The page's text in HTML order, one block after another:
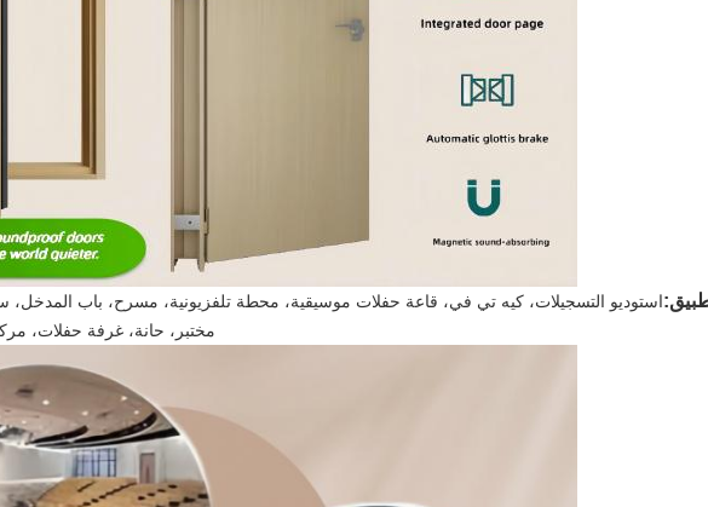
استوديو التسجيلات، كيه تي في، قاعة حفلات موسيقية، محطة تلفزيونية، مسرح، باب المدخل،
مختبر، حانة، غرفة حفلات،